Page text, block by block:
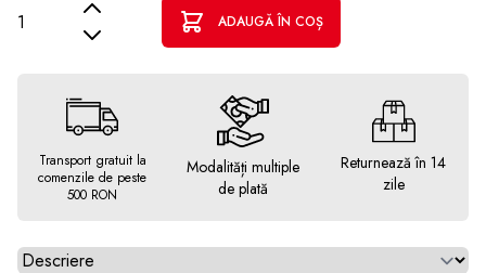
ADAUGĂ ÎN COȘ
Transport gratuit la
comenzile de peste
500 RON
Modalități multiple
de plată
Returnează în 14
zile
Alegeti tab